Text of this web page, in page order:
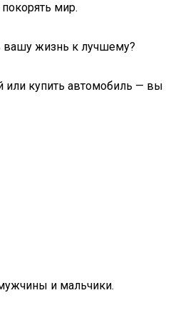
мир.
вашу жизнь к лучшему?
или купить автомобиль — вы
и мальчики.